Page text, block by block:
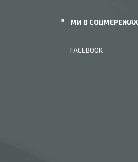
МИ В СОЦМЕРЕЖАХ
FACEBOOK